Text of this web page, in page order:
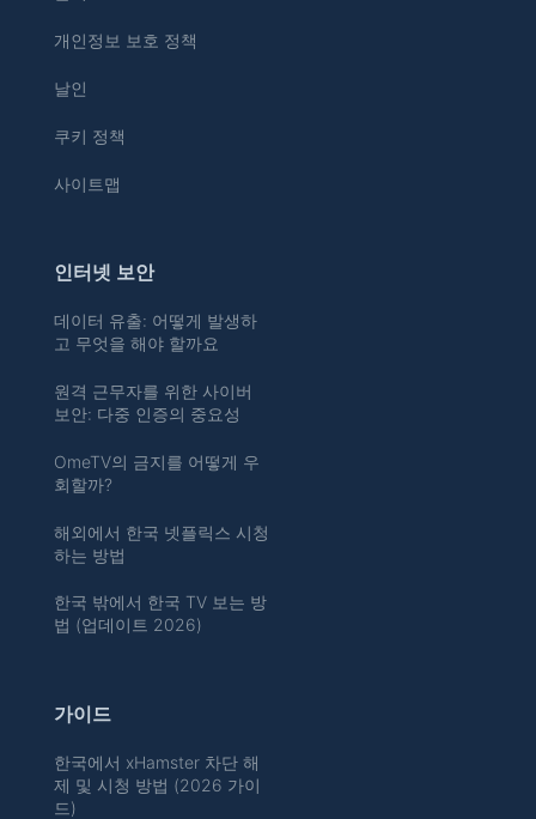
개인정보 보호 정책
날인
쿠키 정책
사이트맵
인터넷 보안
데이터 유출: 어떻게 발생하
고 무엇을 해야 할까요
원격 근무자를 위한 사이버
보안: 다중 인증의 중요성
OmeTV의 금지를 어떻게 우
회할까?
해외에서 한국 넷플릭스 시청
하는 방법
한국 밖에서 한국 TV 보는 방
법 (업데이트 2026)
가이드
한국에서 xHamster 차단 해
제 및 시청 방법 (2026 가이
드)